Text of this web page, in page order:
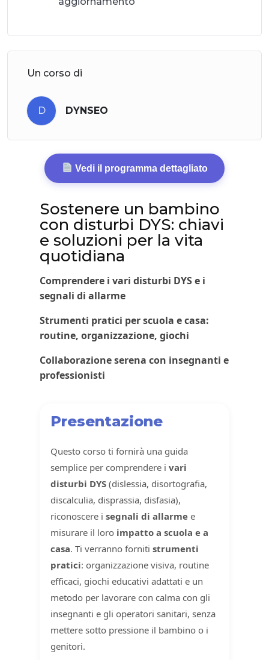
Un corso di
D DYNSEO
Vedi il programma dettagliato
Sostenere un bambino
con disturbi DYS: chiavi
e soluzioni per la vita
quotidiana
Comprendere i vari disturbi DYS e i
segnali di allarme
Strumenti pratici per scuola e casa:
routine, organizzazione, giochi
Collaborazione serena con insegnanti e
professionisti
Presentazione
Questo corso ti fornirà una guida
semplice per comprendere ivari
disturbi DYS (dislessia, disortografia,
discalculia, disprassia, disfasia),
riconoscere isegnali di allarme e
misurare il loro impatto a scuola e a
casa. Ti verranno fornitistrumenti
pratici: organizzazione visiva, routine
efficaci, giochi educativi adattati e un
metodo per lavorare con calma con gli
insegnanti e gli operatori sanitari, senza
mettere sotto pressione il bambino o i
genitori.